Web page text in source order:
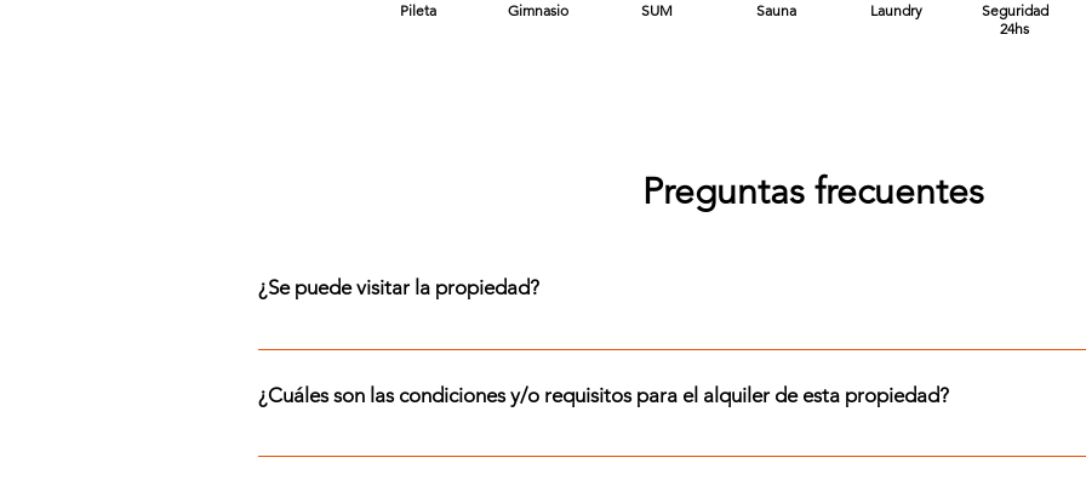
Pileta Gimnasio SUM Sauna Laundry
Seguridad
24hs
Preguntas frecuentes
¿Se puede visitar la propiedad?
¡Sí! Se puede visitar esta propiedad. Para coordinar tu visita, contactate con nosotros por
¿Cuáles son las condiciones y/o requisitos para el alquiler de esta propiedad?
Para conocer los requisitos específicos para alquilar una propiedad en particular, consultanos